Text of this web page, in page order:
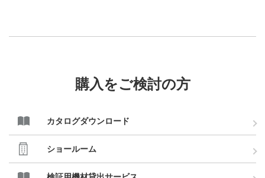
購入をご検討の方
カタログダウンロード
ショールーム